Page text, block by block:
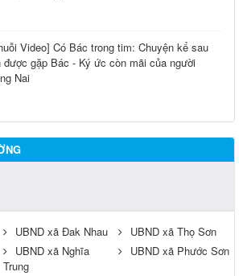
Video] Có Bác trong tim: Chuyện kể sau
được gặp Bác - Ký ức còn mãi của người
Nai
UBND xã Đak Nhau
UBND xã Thọ Sơn
UBND xã Nghĩa
Trung
UBND xã Phước Sơn